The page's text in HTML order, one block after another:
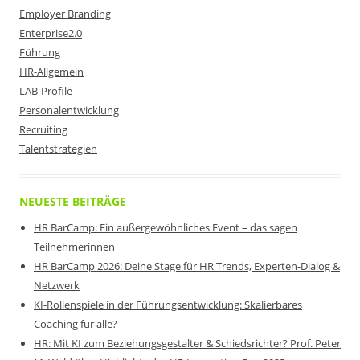
Employer Branding
Enterprise2.0
Führung
HR-Allgemein
LAB-Profile
Personalentwicklung
Recruiting
Talentstrategien
NEUESTE BEITRÄGE
HR BarCamp: Ein außergewöhnliches Event – das sagen
Teilnehmerinnen
HR BarCamp 2026: Deine Stage für HR Trends, Experten-Dialog &
Netzwerk
KI-Rollenspiele in der Führungsentwicklung: Skalierbares
Coaching für alle?
HR: Mit KI zum Beziehungsgestalter & Schiedsrichter? Prof. Peter